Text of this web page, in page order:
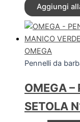
Aggiungi
OMEGA
Pennelli da
OMEGA –
SETOLA